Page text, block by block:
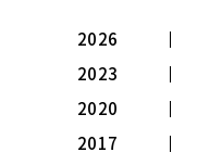
2026
2023
2020
2017